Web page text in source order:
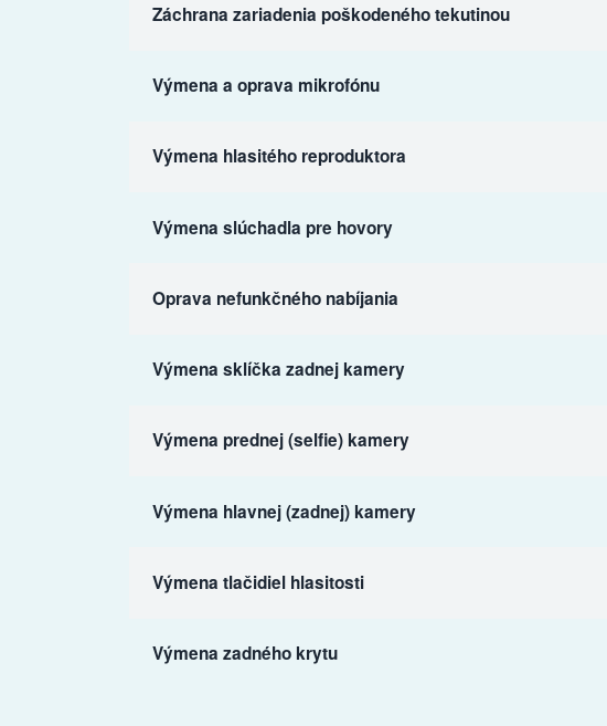
Záchrana zariadenia poškodeného tekutinou
Výmena a oprava mikrofónu
Výmena hlasitého reproduktora
Výmena slúchadla pre hovory
Oprava nefunkčného nabíjania
Výmena sklíčka zadnej kamery
Výmena prednej (selfie) kamery
Výmena hlavnej (zadnej) kamery
Výmena tlačidiel hlasitosti
Výmena zadného krytu